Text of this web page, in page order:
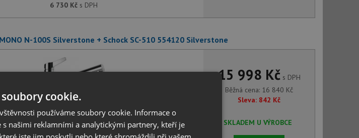
6 730 Kč s DPH
N-100S Silverstone + Schock SC-510 554120 Silverstone
15 998 Kčs DPH
Běžná cena: 16 840 Kč
Sleva: 842 Kč
SKLADEM U VÝROBCE
cookie.
používáme soubory cookie. Informace o
našimi reklamními a analytickými partnery, kteří je